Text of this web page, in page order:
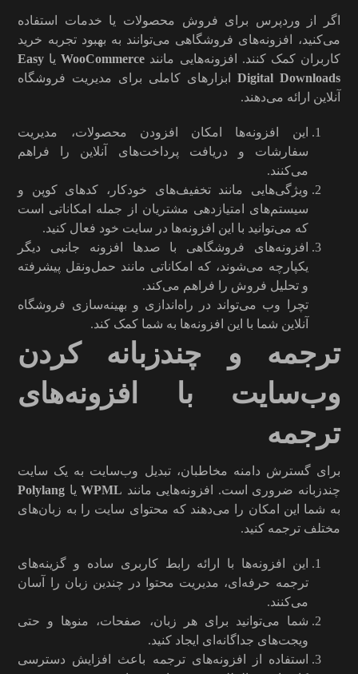
اگر از وردپرس برای فروش محصولات یا خدمات استفاده
می‌کنید، افزونه‌های فروشگاهی می‌توانند به بهبود تجربه خرید
کاربران کمک کنند. افزونه‌هایی مانند WooCommerceیا Easy
Digital Downloads ابزارهای کاملی برای مدیریت فروشگاه
آنلاین ارائه می‌دهند.
این افزونه‌ها امکان افزودن محصولات، مدیریت
سفارشات و دریافت پرداخت‌های آنلاین را فراهم
می‌کنند.
ویژگی‌هایی مانند تخفیف‌های خودکار، کدهای کوپن و
سیستم‌های امتیازدهی مشتریان از جمله امکاناتی است
که می‌توانید با این افزونه‌ها در سایت خود فعال کنید.
افزونه‌های فروشگاهی با صدها افزونه جانبی دیگر
یکپارچه می‌شوند، که امکاناتی مانند حمل‌ونقل پیشرفته
و تحلیل فروش را فراهم می‌کند.
تچرا وب می‌تواند در راه‌اندازی و بهینه‌سازی فروشگاه
آنلاین شما با این افزونه‌ها به شما کمک کند.
ترجمه و چندزبانه کردن
وب‌سایت با افزونه‌های
ترجمه
برای گسترش دامنه مخاطبان، تبدیل وب‌سایت به یک سایت
چندزبانه ضروری است. افزونه‌هایی مانند WPMLیا Polylang
به شما این امکان را می‌دهند که محتوای سایت را به زبان‌های
مختلف ترجمه کنید.
این افزونه‌ها با ارائه رابط کاربری ساده و گزینه‌های
ترجمه حرفه‌ای، مدیریت محتوا در چندین زبان را آسان
می‌کنند.
شما می‌توانید برای هر زبان، صفحات، منوها و حتی
ویجت‌های جداگانه‌ای ایجاد کنید.
استفاده از افزونه‌های ترجمه باعث افزایش دسترسی